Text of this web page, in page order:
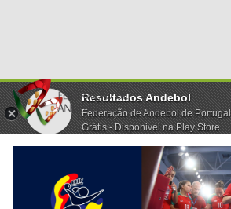
Resultados Andebol
Federação de Andebol de Portugal
Grátis - Disponivel na Play Store